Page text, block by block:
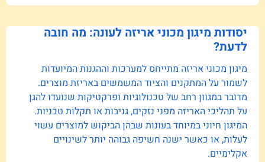
יסודות מיגון מכוני אריזה לעונה: מה חובה
לדעת?
מיגון מכוני אריזה מתייחס למערכות וההגנות המיועדות
לשמור על המתקנים והציוד המשמשים באריזת מוצרים.
מדובר במגוון רחב של טכנולוגיות ופרקטיקות שנועדו להגן
על תהליכי האריזה מפני נזקים, גניבות או תקלות טכניות.
המיגון חיוני במיוחד בעונות שבהן הביקוש למוצרים עשוי
לעלות, או כאשר ישנה חשיפה גבוהה יותר לשינויים
אקלימיים.